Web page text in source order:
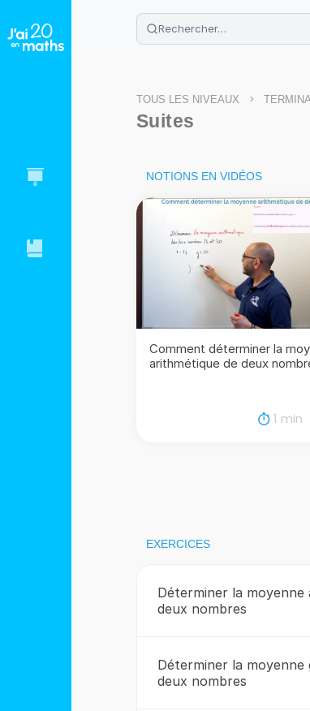
🌴Cahier de vacances
Télécharge ton PDF gratuit
TOUS LES NIVEAUX >
Suites
NOTIONS EN VIDÉOS
Comment déterminer la
arithmétique de deux
1 min
EXERCICES
Déterminer la moyenne
deux nombres
Déterminer la moyenne
deux nombres